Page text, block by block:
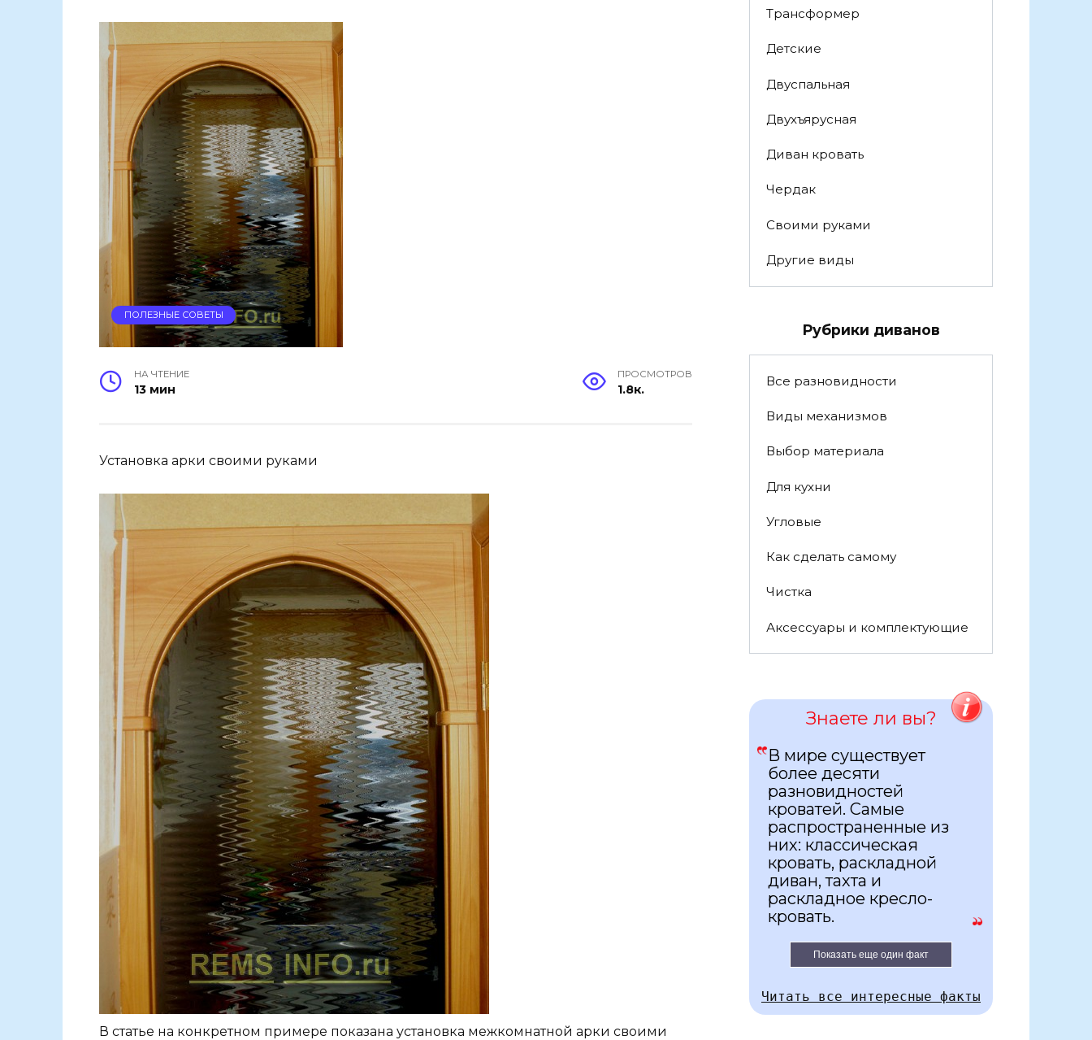
ПОЛЕЗНЫЕ СОВЕТЫ
НА ЧТЕНИЕ
13 мин
ПРОСМОТРОВ
1.8к.
Установка арки своими руками
В статье на конкретном примере показана установка межкомнатной арки своими
Трансформер
Детские
Двуспальная
Двухъярусная
Диван кровать
Чердак
Своими руками
Другие виды
Рубрики диванов
Все разновидности
Виды механизмов
Выбор материала
Для кухни
Угловые
Как сделать самому
Чистка
Аксессуары и комплектующие
Знаете ли вы?
В мире существует
более десяти
разновидностей
кроватей. Самые
распространенные из
них: классическая
кровать, раскладной
диван, тахта и
раскладное кресло-
кровать.
Показать еще один факт
Читать все интересные факты